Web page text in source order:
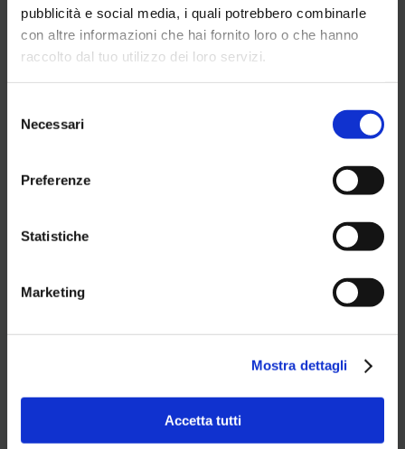
pubblicità e social media, i quali potrebbero combinarle
con altre informazioni che hai fornito loro o che hanno
raccolto dal tuo utilizzo dei loro servizi.
delNecessari
Preferenze
Statistiche
Marketing
Mostra dettagli
Accetta tutti
L’eccellenza Alpina per le esperienze
Una nuova partnership arricchisce
formulazione prodotti, Know how continuo,
di questi giorni l’ufficialità di una
Protetto dalle Alpi, e situato a 1.816mt slm,
Livigno è da anni eccellenza alpina per le